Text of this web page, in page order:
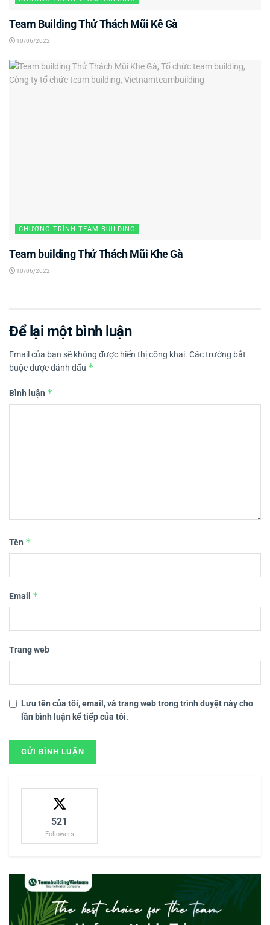
Team Building Thử Thách Mũi Kê Gà
10/06/2022
CHƯƠNG TRÌNH TEAM BUILDING
Team building Thử Thách Mũi Khe Gà
10/06/2022
Để lại một bình luận
Email của bạn sẽ không được hiển thị công khai. Các trường bắt
buộc được đánh dấu *
Bình luận *
Tên *
Email *
Trang web
Lưu tên của tôi, email, và trang web trong trình duyệt này cho
lần bình luận kế tiếp của tôi.
521
Followers